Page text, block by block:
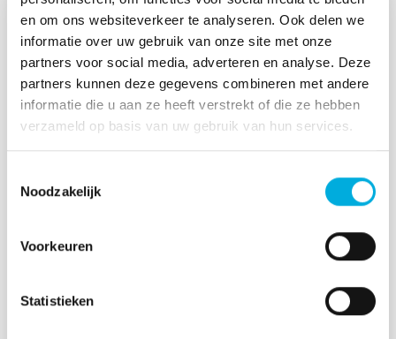
en om ons websiteverkeer te analyseren. Ook delen we
informatie over uw gebruik van onze site met onze
partners voor social media, adverteren en analyse. Deze
partners kunnen deze gegevens combineren met andere
informatie die u aan ze heeft verstrekt of die ze hebben
verzameld op basis van uw gebruik van hun services.
Noodzakelijk
Voorkeuren
Statistieken
premixfabriek van Friso Minerals
Friso Minerals bouwde in Leeuwarden een
de elektrotechniek en de PLC-, SCADA- en MES-